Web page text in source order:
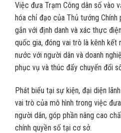
Việc đưa Trạm Công dân số vào
hóa chỉ đạo của Thủ tướng
gắn với định danh và xác thực
quốc gia, đóng vai trò là kênh kết
nước với người dân và doanh
phục vụ và thúc đẩy chuyển đổi
Phát biểu tại sự kiện, đại diện
vai trò của mô hình trong việc
người dân, góp phần nâng cao
chính quyền số tại cơ sở.